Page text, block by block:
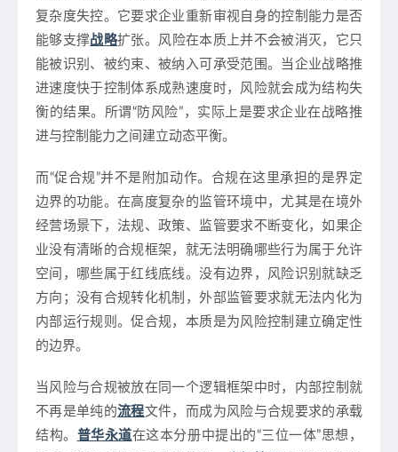
复杂度失控。它要求企业重新审视自身的控制能力是否
能够支撑战略扩张。风险在本质上并不会被消灭，它只
能被识别、被约束、被纳入可承受范围。当企业战略推
进速度快于控制体系成熟速度时，风险就会成为结构失
衡的结果。所谓“防风险”，实际上是要求企业在战略推
进与控制能力之间建立动态平衡。
而“促合规”并不是附加动作。合规在这里承担的是界定
边界的功能。在高度复杂的监管环境中，尤其是在境外
经营场景下，法规、政策、监管要求不断变化，如果企
业没有清晰的合规框架，就无法明确哪些行为属于允许
空间，哪些属于红线底线。没有边界，风险识别就缺乏
方向；没有合规转化机制，外部监管要求就无法内化为
内部运行规则。促合规，本质是为风险控制建立确定性
的边界。
当风险与合规被放在同一个逻辑框架中时，内部控制就
不再是单纯的流程文件，而成为风险与合规要求的承载
结构。 普华永道在这本分册中提出的“三位一体”思想，